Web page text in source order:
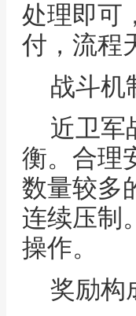
处理即可
付，流程
战斗机
近卫军
衡。合理
数量较多
连续压制
操作。
奖励构